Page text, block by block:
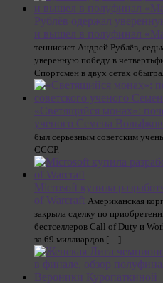
Рублёв одержал
и вышел в полуфинал
теннисист Андрей Рублёв,
уверенную победу в
Спортсмен в двух сетах
«Светящийся монах»:
ученого Семена
был серьезным советским
СССР.
Microsoft купила
of Warcraft Американская
закрыла сделку по
бестселлеров Call of Duty и
за 69 миллиардов […]